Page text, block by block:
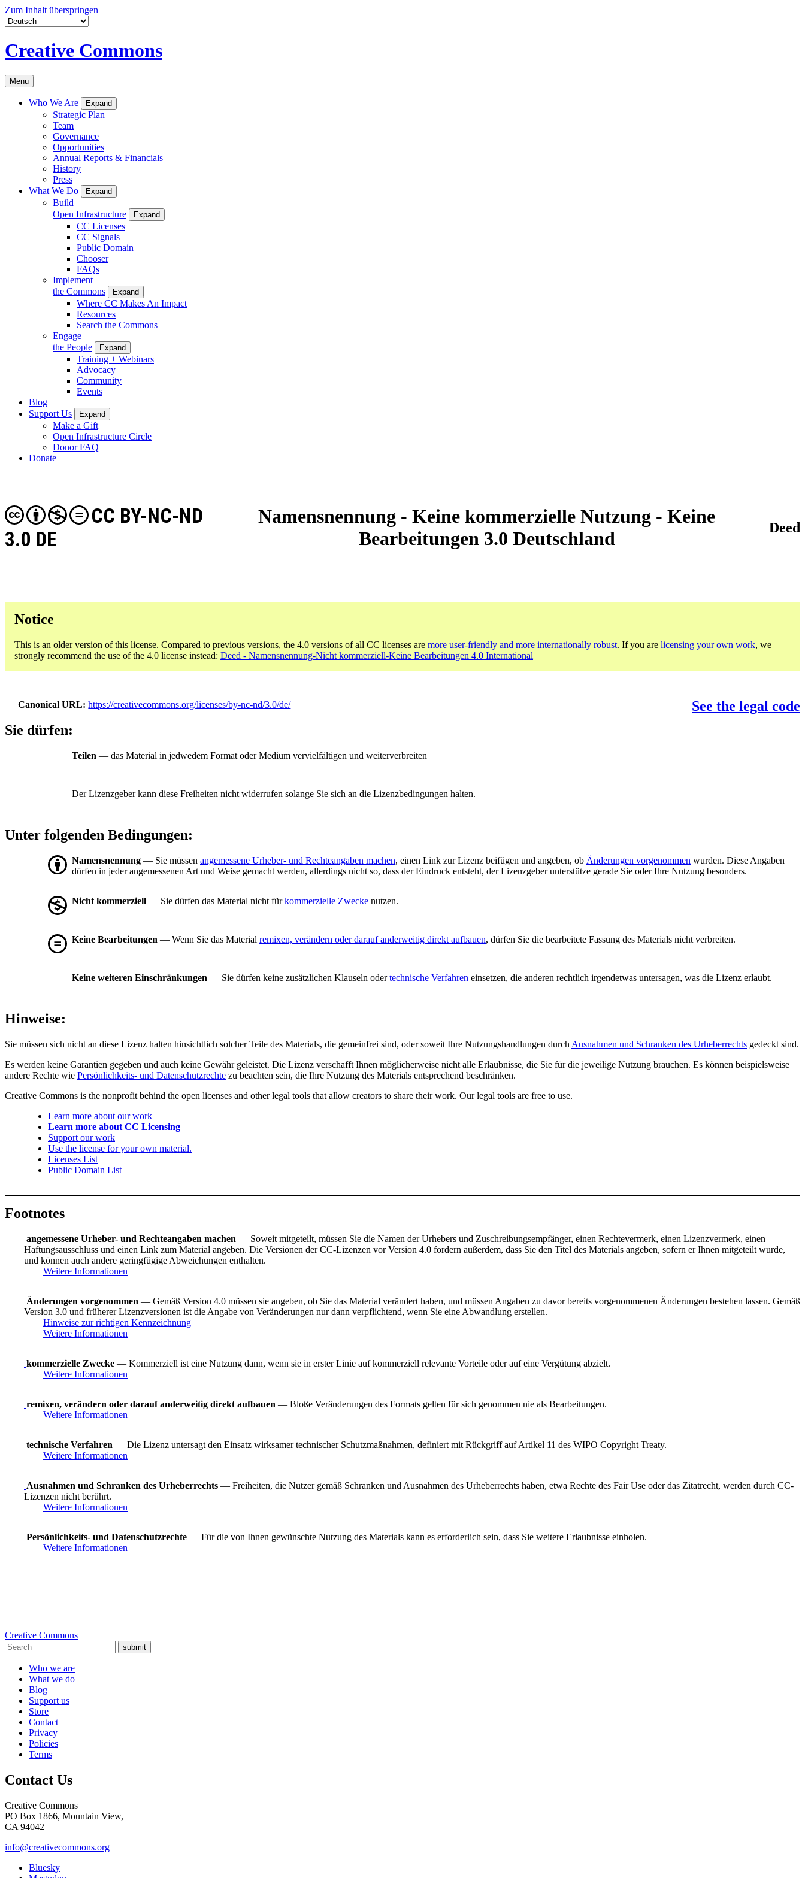
Zum Inhalt überspringen
Creative Commons
Menu
Who We Are Expand
Strategic Plan
Team
Governance
Opportunities
Annual Reports & Financials
History
Press
What We Do
Expand
Build
Open Infrastructure
Expand
CC Licenses
CC Signals
Public Domain
Chooser
FAQs
Implement
the Commons
Expand
Where CC Makes An Impact
Resources
Search the Commons
Engage
the People
Expand
Training + Webinars
Advocacy
Community
Events
Blog
Support Us
Expand
Make a Gift
Open Infrastructure Circle
Donor FAQ
Donate
Namensnennung - Keine kommerzielle Nutzung - Keine
Bearbeitungen 3.0 Deutschland
CC BY-NC-ND
3.0 DE
Deed
Notice
This is an older version of this license. Compared to previous versions, the 4.0 versions of all CC licenses are more user-friendly and more internationally robust. If you are licensing your own work, we
strongly recommend the use of the 4.0 license instead: Deed - Namensnennung-Nicht kommerziell-Keine Bearbeitungen 4.0 International
Canonical URL https://creativecommons.org/licenses/by-nc-nd/3.0/de/
See the legal code
Sie dürfen:
Teilen — das Material in jedwedem Format oder Medium vervielfältigen und weiterverbreiten
Der Lizenzgeber kann diese Freiheiten nicht widerrufen solange Sie sich an die Lizenzbedingungen halten.
Unter folgenden Bedingungen:
Namensnennung — Sie müssen angemessene Urheber- und Rechteangaben machen, einen Link zur Lizenz beifügen und angeben, ob Änderungen vorgenommen wurden. Diese Angaben
dürfen in jeder angemessenen Art und Weise gemacht werden, allerdings nicht so, dass der Eindruck entsteht, der Lizenzgeber unterstütze gerade Sie oder Ihre Nutzung besonders.
Nicht kommerziell — Sie dürfen das Material nicht fürkommerzielle Zwecke nutzen.
Keine Bearbeitungen — Wenn Sie das Material remixen, verändern oder darauf anderweitig direkt aufbauen, dürfen Sie die bearbeitete Fassung des Materials nicht verbreiten.
Keine weiteren Einschränkungen — Sie dürfen keine zusätzlichen Klauseln odertechnische Verfahren einsetzen, die anderen rechtlich irgendetwas untersagen, was die Lizenz erlaubt.
Hinweise:
Sie müssen sich nicht an diese Lizenz halten hinsichtlich solcher Teile des Materials, die gemeinfrei sind, oder soweit Ihre Nutzungshandlungen durch Ausnahmen und Schranken des Urheberrechts gedeckt sind.
Es werden keine Garantien gegeben und auch keine Gewähr geleistet. Die Lizenz verschafft Ihnen möglicherweise nicht alle Erlaubnisse, die Sie für die jeweilige Nutzung brauchen. Es können beispielsweise
andere Rechte wie Persönlichkeits- und Datenschutzrechte zu beachten sein, die Ihre Nutzung des Materials entsprechend beschränken.
Creative Commons is the nonprofit behind the open licenses and other legal tools that allow creators to share their work. Our legal tools are free to use.
Learn more about our work
Learn more about CC Licensing
Support our work
Use the license for your own material.
Licenses List
Public Domain List
Footnotes
angemessene Urheber- und Rechteangaben machen — Soweit mitgeteilt, müssen Sie die Namen der Urhebers und Zuschreibungsempfänger, einen Rechtevermerk, einen Lizenzvermerk, einen
Haftungsausschluss und einen Link zum Material angeben. Die Versionen der CC-Lizenzen vor Version 4.0 fordern außerdem, dass Sie den Titel des Materials angeben, sofern er Ihnen mitgeteilt wurde,
und können auch andere geringfügige Abweichungen enthalten.
Weitere Informationen
Änderungen vorgenommen — Gemäß Version 4.0 müssen sie angeben, ob Sie das Material verändert haben, und müssen Angaben zu davor bereits vorgenommenen Änderungen bestehen lassen. Gemäß
Version 3.0 und früherer Lizenzversionen ist die Angabe von Veränderungen nur dann verpflichtend, wenn Sie eine Abwandlung erstellen.
Hinweise zur richtigen Kennzeichnung
Weitere Informationen
kommerzielle Zwecke — Kommerziell ist eine Nutzung dann, wenn sie in erster Linie auf kommerziell relevante Vorteile oder auf eine Vergütung abzielt.
Weitere Informationen
remixen, verändern oder darauf anderweitig direkt aufbauen — Bloße Veränderungen des Formats gelten für sich genommen nie als Bearbeitungen.
Weitere Informationen
technische Verfahren — Die Lizenz untersagt den Einsatz wirksamer technischer Schutzmaßnahmen, definiert mit Rückgriff auf Artikel 11 des WIPO Copyright Treaty.
Weitere Informationen
Ausnahmen und Schranken des Urheberrechts — Freiheiten, die Nutzer gemäß Schranken und Ausnahmen des Urheberrechts haben, etwa Rechte des Fair Use oder das Zitatrecht, werden durch CC-
Lizenzen nicht berührt.
Weitere Informationen
Persönlichkeits- und Datenschutzrechte — Für die von Ihnen gewünschte Nutzung des Materials kann es erforderlich sein, dass Sie weitere Erlaubnisse einholen.
Weitere Informationen
Creative Commons
submit
Who we are
What we do
Blog
Support us
Store
Contact
Privacy
Policies
Terms
Contact Us
Creative Commons
PO Box 1866, Mountain View,
CA 94042
info@creativecommons.org
Bluesky